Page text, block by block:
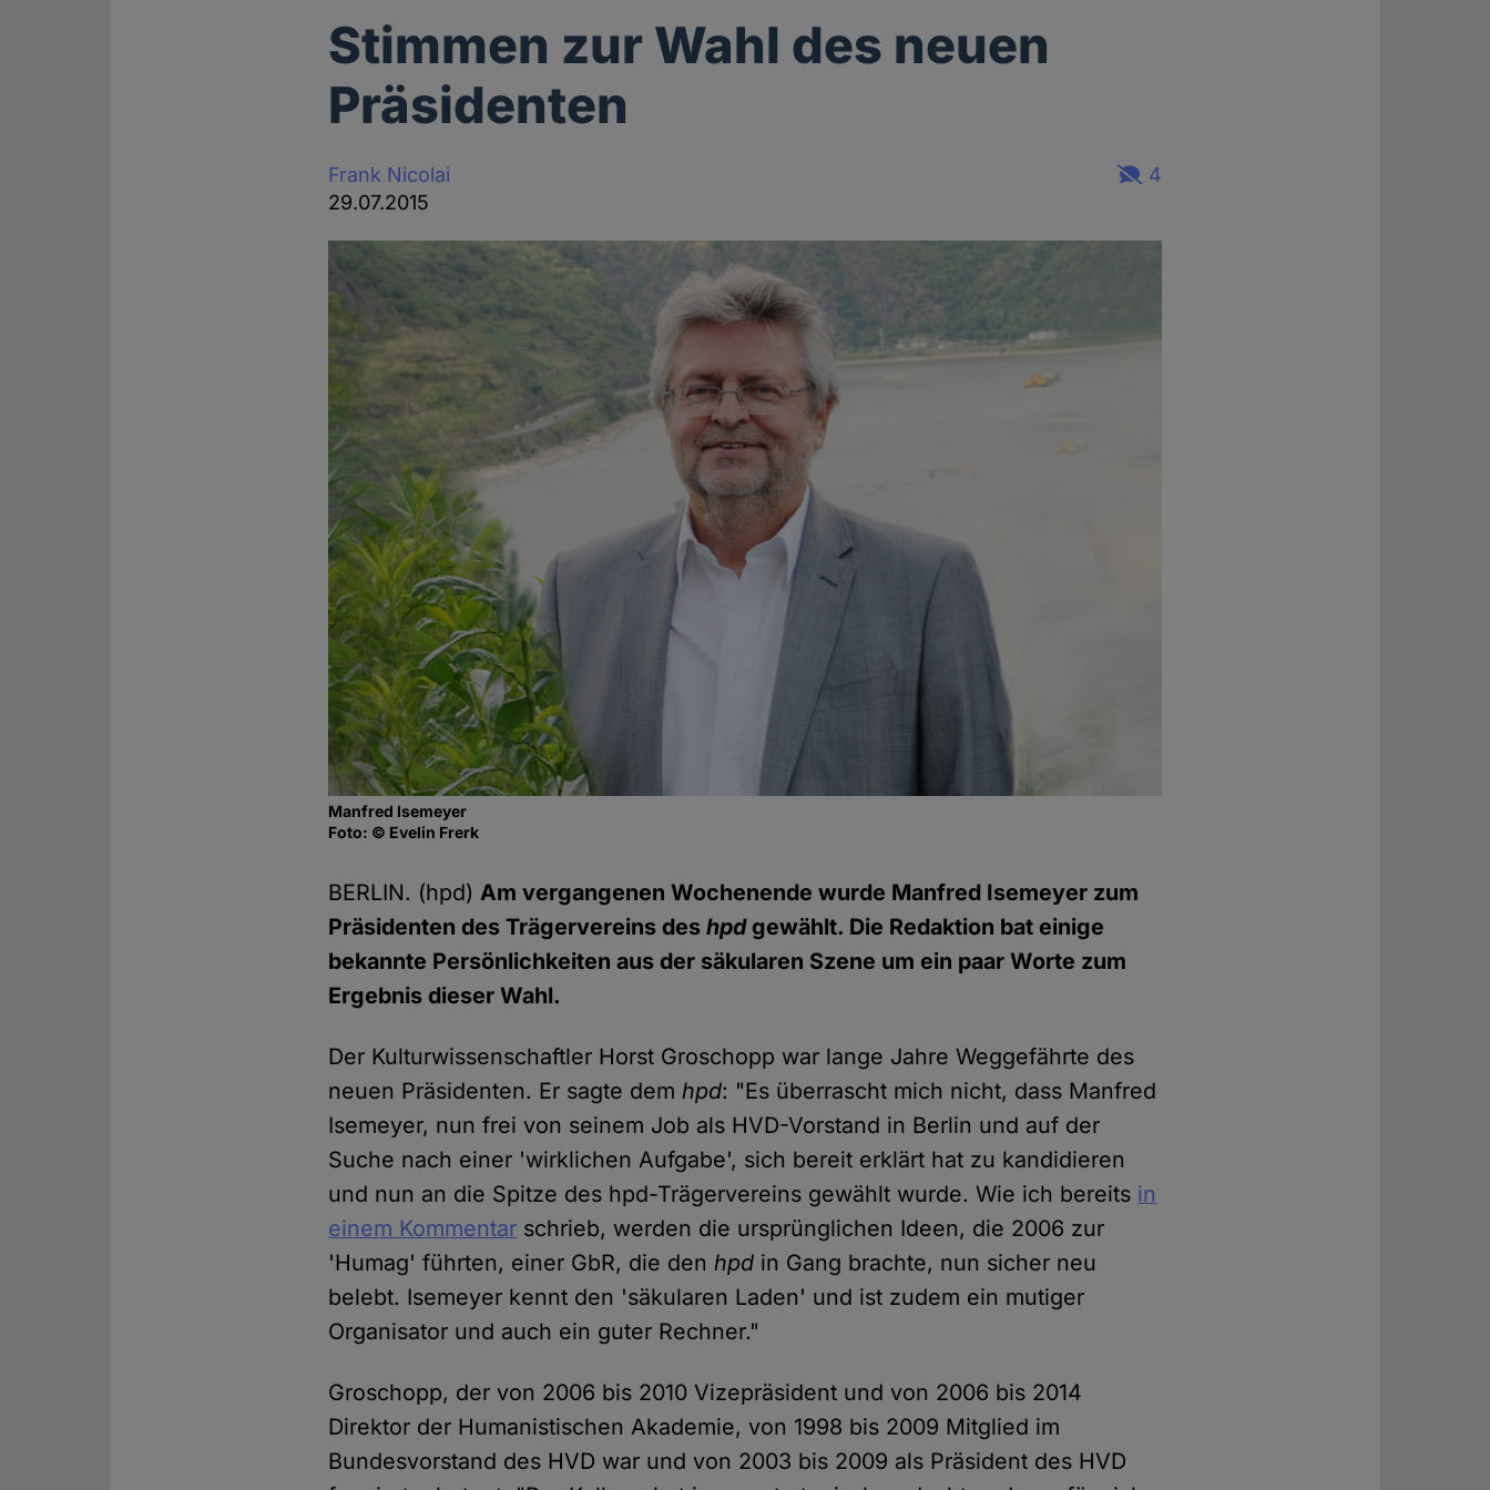
Stimmen zur Wahl des neuen
Präsidenten
Frank Nicolai
29.07.2015
4
Manfred Isemeyer
Foto: © Evelin Frerk
BERLIN. (hpd)Am vergangenen Wochenende wurde Manfred Isemeyer zum
Präsidenten des Trägervereins deshpdgewählt. Die Redaktion bat einige
bekannte Persönlichkeiten aus der säkularen Szene um ein paar Worte zum
Ergebnis dieser Wahl.
Der Kulturwissenschaftler Horst Groschopp war lange Jahre Weggefährte des
neuen Präsidenten. Er sagte demhpd: "Es überrascht mich nicht, dass Manfred
Isemeyer, nun frei von seinem Job als HVD-Vorstand in Berlin und auf der
Suche nach einer 'wirklichen Aufgabe', sich bereit erklärt hat zu kandidieren
und nun an die Spitze des hpd-Trägervereins gewählt wurde. Wie ich bereits in
einem Kommentar schrieb, werden die ursprünglichen Ideen, die 2006 zur
'Humag' führten, einer GbR, die denhpd in Gang brachte, nun sicher neu
belebt. Isemeyer kennt den 'säkularen Laden' und ist zudem ein mutiger
Organisator und auch ein guter Rechner."
Groschopp, der von 2006 bis 2010 Vizepräsident und von 2006 bis 2014
Direktor der Humanistischen Akademie, von 1998 bis 2009 Mitglied im
Bundesvorstand des HVD war und von 2003 bis 2009 als Präsident des HVD